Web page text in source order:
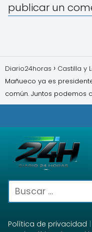
publicar un
Diario24horas Castilla y
Mañueco ya es
común. Juntos podemos
Política de privacidad